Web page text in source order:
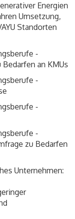
Energien
Umsetzung,
Standorten
-
an KMUs
-
-
-
zu Bedarfen
Unternehmen: